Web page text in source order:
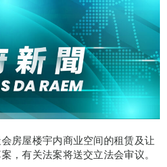
房屋楼宇内商业空间的租赁及让
，有关法案将送交立法会审议。